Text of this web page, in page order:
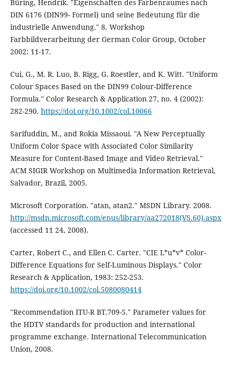
Büring, Hendrik. "Eigenschaften des Farbenraumes nach
DIN 6176 (DIN99- Formel) und seine Bedeutung für die
industrielle Anwendung." 8. Workshop
Farbbildverarbeitung der German Color Group, October
2002: 11-17.
Cui, G., M. R. Luo, B. Rigg, G. Roestler, and K. Witt. "Uniform
Colour Spaces Based on the DIN99 Colour-Difference
Formula." Color Research & Application 27, no. 4 (2002):
282-290. https://doi.org/10.1002/col.10066
Sarifuddin, M., and Rokia Missaoui. "A New Perceptually
Uniform Color Space with Associated Color Similarity
Measure for Content-Based Image and Video Retrieval."
ACM SIGIR Workshop on Multimedia Information Retrieval,
Salvador, Brazil, 2005.
Microsoft Corporation. "atan, atan2." MSDN Library. 2008.
http://msdn.microsoft.com/enus/library/aa272018(VS.60).aspx
(accessed 11 24, 2008).
Carter, Robert C., and Ellen C. Carter. "CIE L*u*v* Color-
Difference Equations for Self-Luminous Displays." Color
Research & Application, 1983: 252-253.
https://doi.org/10.1002/col.5080080414
"Recommendation ITU-R BT.709-5." Parameter values for
the HDTV standards for production and international
programme exchange. International Telecommunication
Union, 2008.